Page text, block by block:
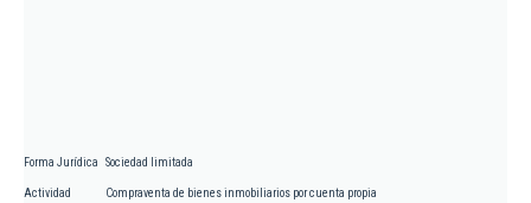
Forma Jurídica Sociedad limitada
Actividad Compraventa de bienes inmobiliarios por cuenta propia